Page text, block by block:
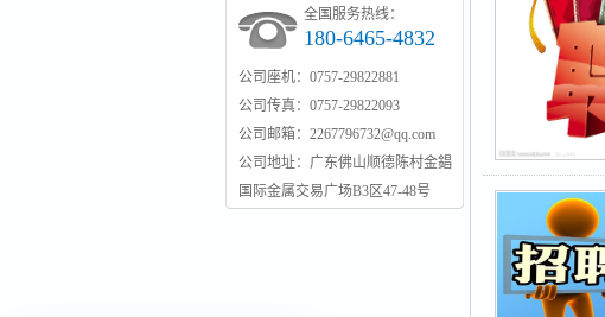
全国服务热线：
180-6465-4832
公司座机：0757-29822881
公司传真：0757-29822093
公司邮箱：2267796732@qq.com
公司地址：广东佛山顺德陈村金錩
国际金属交易广场B3区47-48号